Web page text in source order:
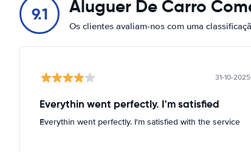
9.1 Aluguer De Carro
Os clientes avaliam-nos com uma
31-10-2025
Everythin went perfectly. I'm satisfied
Everythin went perfectly. I'm satisfied with the service